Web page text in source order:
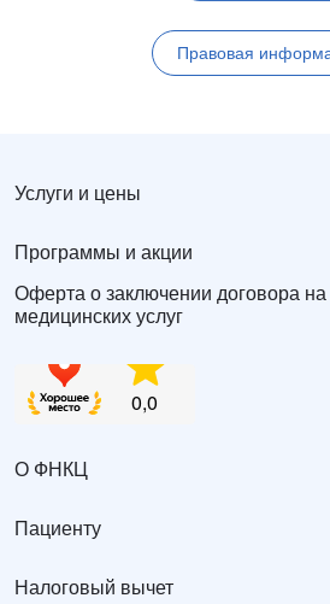
Правовая
Услуги и цены
Программы и акции
Оферта о заключении договора
медицинских услуг
О ФНКЦ
Пациенту
Налоговый вычет